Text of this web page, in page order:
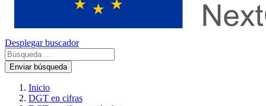
Desplegar buscador
Enviar búsqueda
Inicio
DGT en cifras